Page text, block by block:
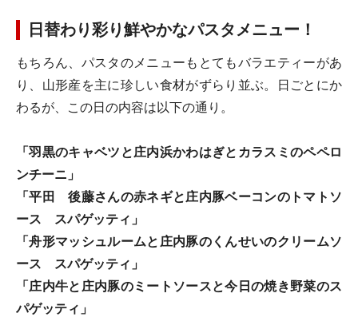
日替わり彩り鮮やかなパスタメニュー！
もちろん、パスタのメニューもとてもバラエティーがあ
り、山形産を主に珍しい食材がずらり並ぶ。日ごとにか
わるが、この日の内容は以下の通り。
「羽黒のキャベツと庄内浜かわはぎとカラスミのペペロ
ンチーニ」
「平田 後藤さんの赤ネギと庄内豚ベーコンのトマトソ
ース スパゲッティ」
「舟形マッシュルームと庄内豚のくんせいのクリームソ
ース スパゲッティ」
「庄内牛と庄内豚のミートソースと今日の焼き野菜のス
パゲッティ」